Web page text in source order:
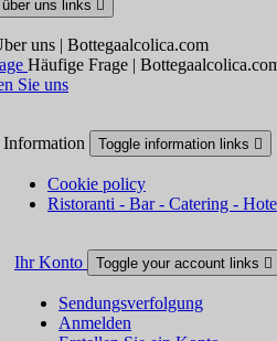
uns links 
uns | Bottegaalcolica.com
Häufige Frage |
Sie uns
Information Toggle information links 
Cookie policy
Ristoranti - Bar - Catering -
Ihr Konto Toggle your account links 
Sendungsverfolgung
Anmelden